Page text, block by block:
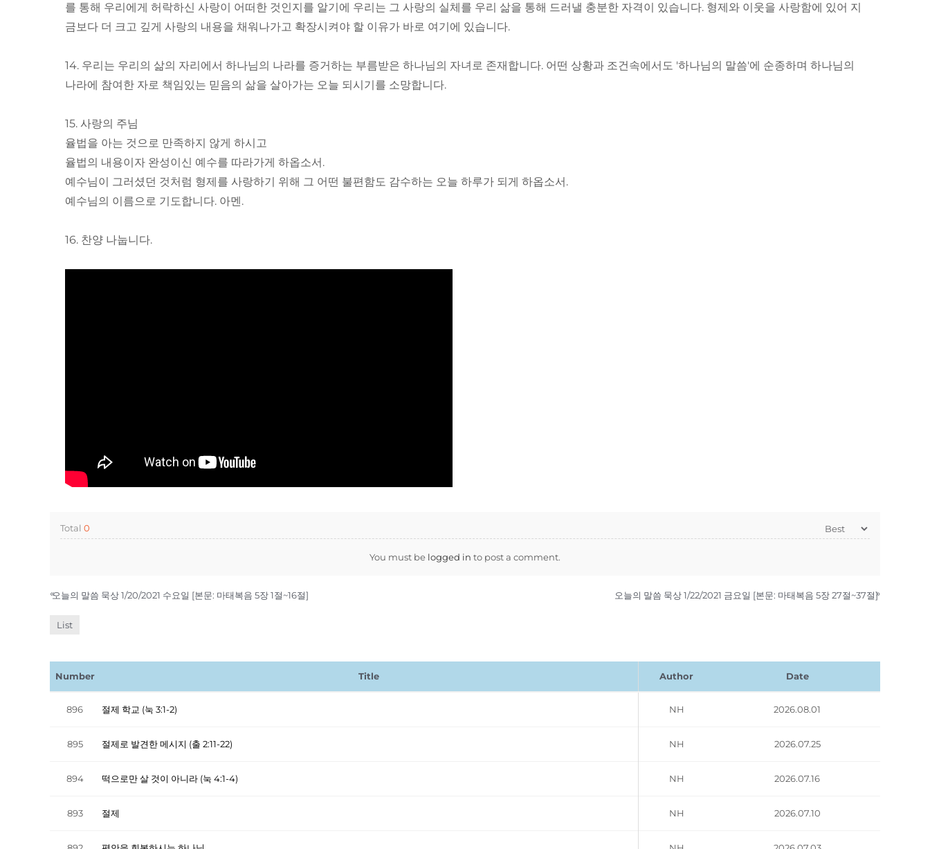
를 통해 우리에게 허락하신 사랑이 어떠한 것인지를 알기에 우리는 그 사랑의 실체를 우리 삶을 통해 드러낼 충분한 자격이 있습니다. 형제와 이웃을 사랑함에 있어 지
금보다 더 크고 깊게 사랑의 내용을 채워나가고 확장시켜야 할 이유가 바로 여기에 있습니다.
14. 우리는 우리의 삶의 자리에서 하나님의 나라를 증거하는 부름받은 하나님의 자녀로 존재합니다. 어떤 상황과 조건속에서도 '하나님의 말씀'에 순종하며 하나님의
나라에 참여한 자로 책임있는 믿음의 삶을 살아가는 오늘 되시기를 소망합니다.
15. 사랑의 주님
율법을 아는 것으로 만족하지 않게 하시고
율법의 내용이자 완성이신 예수를 따라가게 하옵소서.
예수님이 그러셨던 것처럼 형제를 사랑하기 위해 그 어떤 불편함도 감수하는 오늘 하루가 되게 하옵소서.
예수님의 이름으로 기도합니다. 아멘.
16. 찬양 나눕니다.
Total 0
You must be logged in to post a comment.
«오늘의 말씀 묵상 1/20/2021 수요일 [본문: 마태복음 5장 1절~16절] 오늘의 말씀 묵상 1/22/2021 금요일 [본문: 마태복음 5장 27절~37절]»
List
Number Title Author Date
896 절제 학교 (눅 3:1-2) NH 2026.08.01
895 절제로 발견한 메시지 (출 2:11-22) NH 2026.07.25
894 떡으로만 살 것이 아니라 (눅 4:1-4) NH 2026.07.16
893 절제 NH 2026.07.10